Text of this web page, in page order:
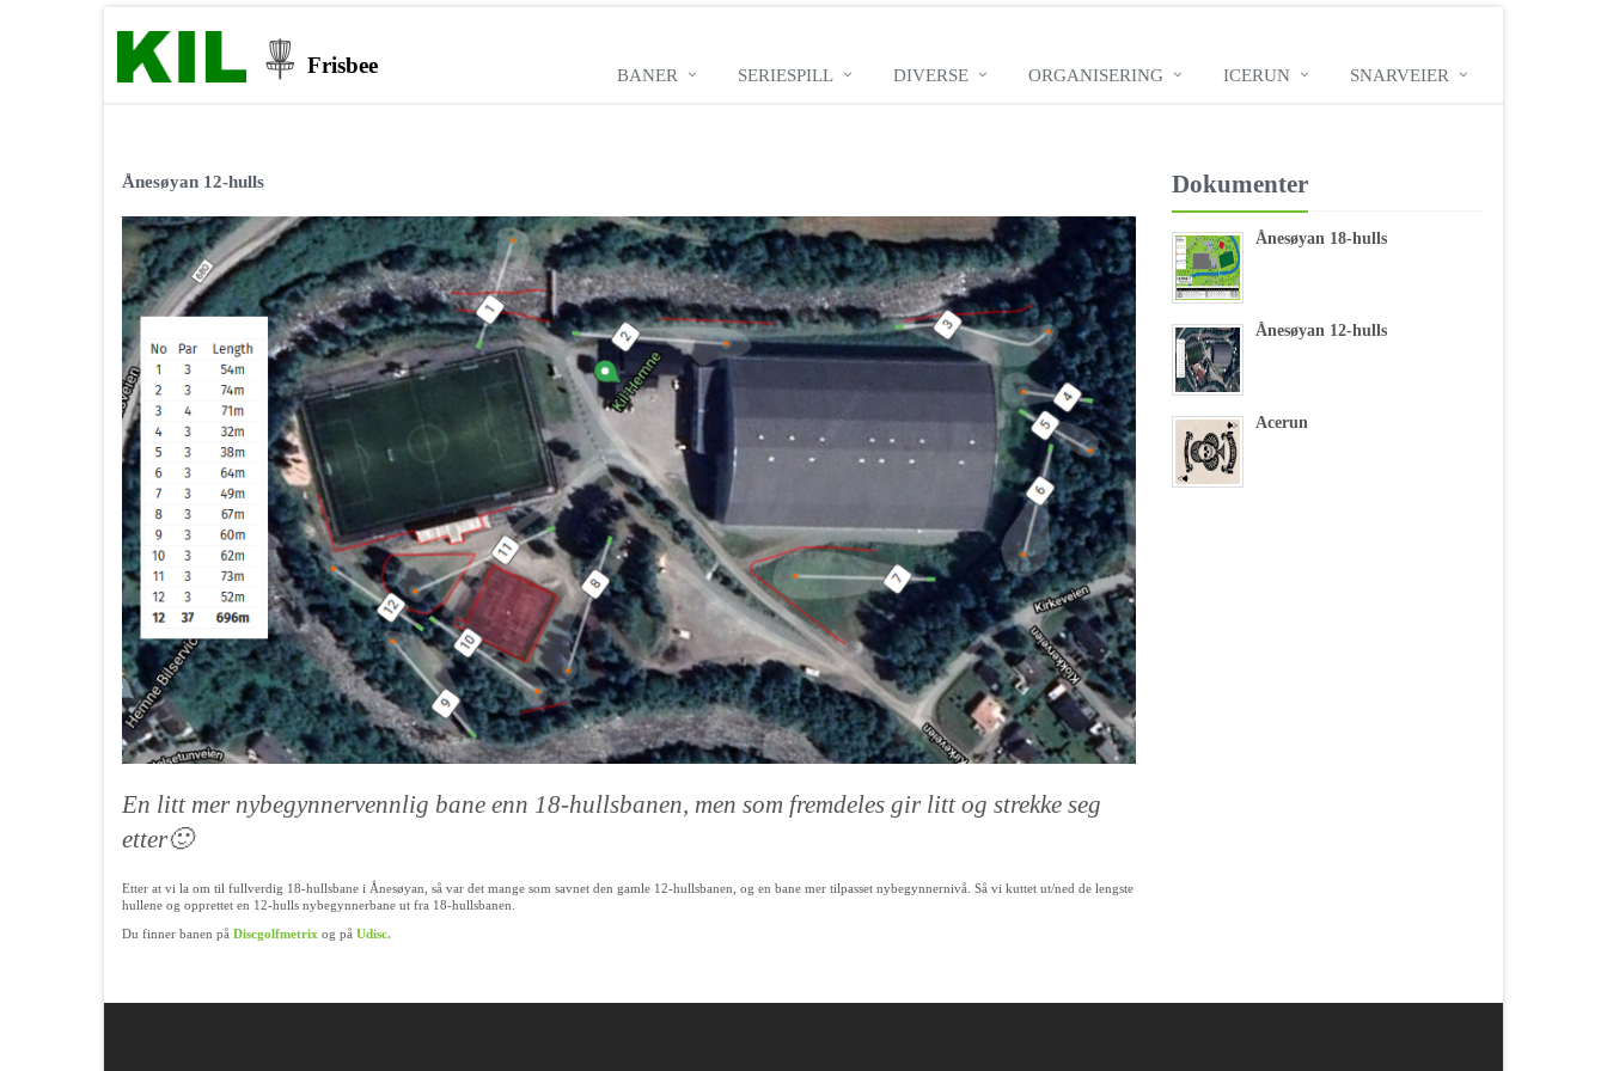
Frisbee BANER SERIESPILL DIVERSE ORGANISERING ICERUN SNARVEIER
Ånesøyan 12-hulls
En litt mer nybegynnervennlig bane enn 18-hullsbanen, men som fremdeles gir litt og strekke seg
etter🙂
Etter at vi la om til fullverdig 18-hullsbane i Ånesøyan, så var det mange som savnet den gamle 12-hullsbanen, og en bane mer tilpasset nybegynnernivå. Så vi kuttet ut/ned de lengste
hullene og opprettet en 12-hulls nybegynnerbane ut fra 18-hullsbanen.
Du finner banen på Discgolfmetrix og på Udisc.
Dokumenter
Ånesøyan 18-hulls
Ånesøyan 12-hulls
Acerun